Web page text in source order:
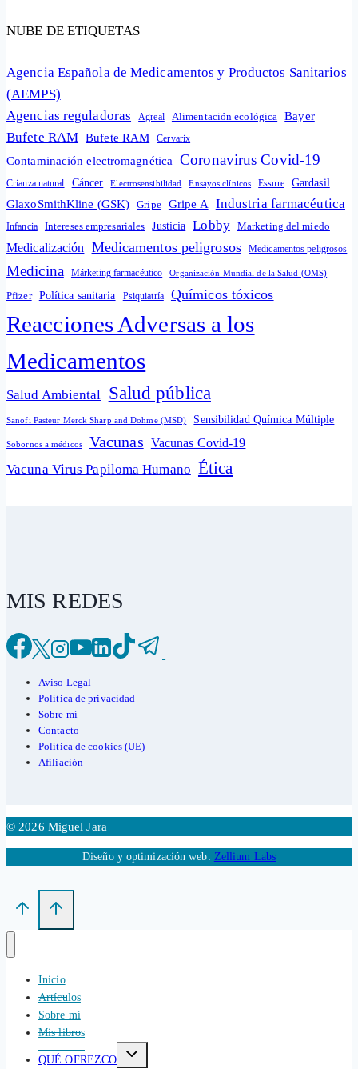
NUBE DE ETIQUETAS
Agencia Española de Medicamentos y Productos Sanitarios
(AEMPS)
Agencias reguladoras
Agreal Alimentación ecológica Bayer
Bufete RAM Bufete RAM Cervarix
Contaminación electromagnética Coronavirus Covid-19
Crianza natural Cáncer Electrosensibilidad Ensayos clínicos Essure Gardasil
GlaxoSmithKline (GSK) Gripe Gripe A Industria farmacéutica
Infancia Intereses empresariales Justicia Lobby Marketing del miedo
Medicalización Medicamentos peligrosos Medicamentos peligrosos
Medicina Márketing farmacéutico Organización Mundial de la Salud (OMS)
Pfizer Política sanitaria Psiquiatría Químicos tóxicos
Reacciones Adversas a los
Medicamentos
Salud Ambiental Salud pública
Sanofi Pasteur Merck Sharp and Dohme (MSD) Sensibilidad Química Múltiple
Sobornos a médicos Vacunas Vacunas Covid-19
Vacuna Virus Papiloma Humano Ética
MIS REDES
Aviso Legal
Política de privacidad
Sobre mí
Contacto
Política de cookies (UE)
Afiliación
© 2026 Miguel Jara
Diseño y optimización web: Zellium Labs
Inicio
Artículos
Sobre mí
Mis libros
QUÉ OFREZCO
Alternar